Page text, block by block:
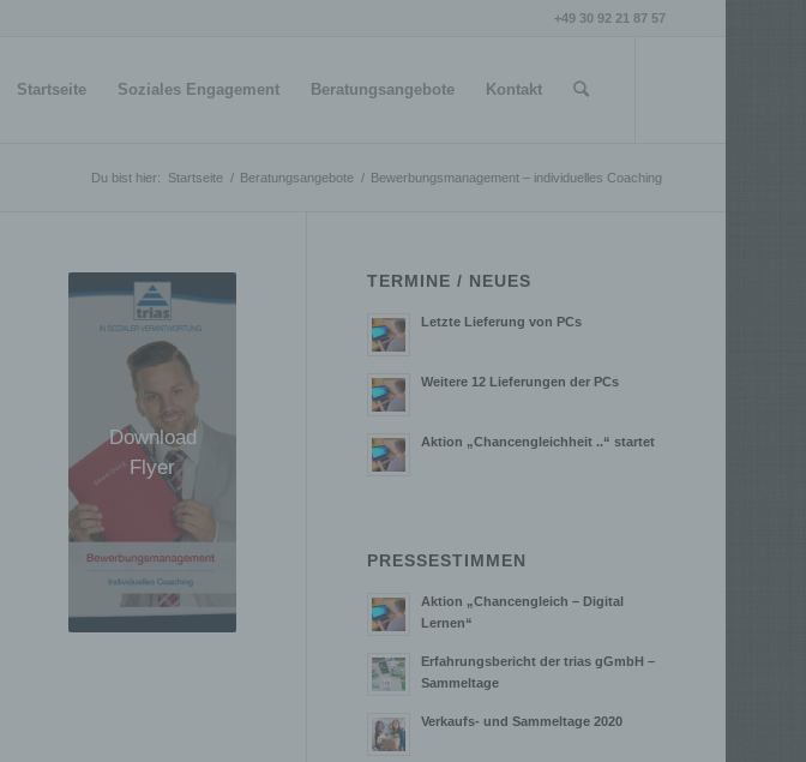
+49 30 92 21 87 57
Startseite Soziales Engagement Beratungsangebote Kontakt
Du bist hier: Startseite / Beratungsangebote / Bewerbungsmanagement – individuelles Coaching
Download
Flyer
TERMINE / NEUES
Letzte Lieferung von PCs
Weitere 12 Lieferungen der PCs
Aktion „Chancengleichheit ..“ startet
PRESSESTIMMEN
Aktion „Chancengleich – Digital
Lernen“
Erfahrungsbericht der trias gGmbH –
Sammeltage
Verkaufs- und Sammeltage 2020